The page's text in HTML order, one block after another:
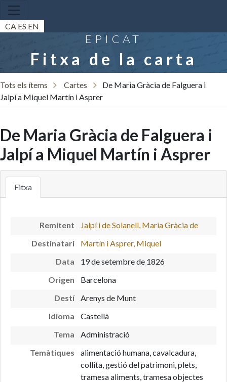
CA ES EN
EPICAT
Fitxa de la carta
Tots els ítems Cartes
De Maria Gràcia de Falguera i
Jalpí a Miquel Martín i Asprer
De Maria Gràcia de Falguera i
Jalpí a Miquel Martín i Asprer
Fitxa
Remitent
Jalpí i de Solanell, Maria Gràcia de
Destinatari
Martín i Asprer, Miquel
Data
19 de setembre de 1826
Origen
Barcelona
Destí
Arenys de Munt
Idioma
Castellà
Tema
Administració
Temàtiques
alimentació humana, cavalcadura,
collita, gestió del patrimoni, plets,
tramesa aliments, tramesa objectes